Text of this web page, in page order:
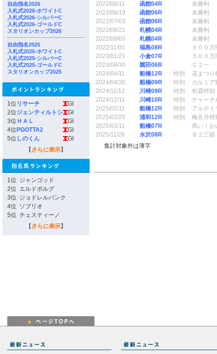
自由指名2026
入札式2026-ホワイトC
入札式2026-シルバーC
入札式2026-ゴールドC
スタリオンカップ2026
自由指名2025
入札式2025-ホワイトC
入札式2025-シルバーC
入札式2025-ゴールドC
スタリオンカップ2025
1位 リサーチ
GI
2位ジェンティルトシ
GI
3位 ＨＡＬ
GI
4位 PGOTTA2
GI
5位 しのくん
GI
【 さらに表示】
1位 ジャンゴッド
2位 エルドボルグ
3位 ジョドレルバンク
4位 ソブリオ
5位 チェスティーノ
【 さらに表示】
2022/06/11
函館04R
未勝利
2022/06/19
函館06R
未勝利
2022/07/03
函館06R
未勝利
2022/08/21
札幌04R
未勝利
2022/09/03
札幌04R
未勝利
2022/11/05
福島08R
５００万
2023/01/21
小倉07R
５００万
2023/08/30
園田06R
Ｃ２一
2024/04/11
船橋12R 特別
花まつ
2024/04/30
船橋09R 特別
カルミ
2024/11/12
川崎09R 特別
初霜特
2024/12/11
川崎10R 特別
チャーチ
2025/02/11
船橋12R 特別
アルデ
2025/02/25
浦和12R 特別
梅見月
2025/03/11
船橋07R
馬い！お
2025/11/26
水沢08R
Ｂ２三組
集計対象外は薄字